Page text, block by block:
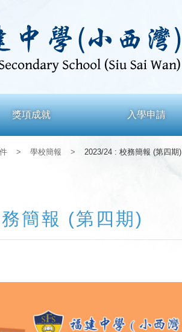
獎項成就 入學申請
> 學校簡報 > 2023/24 : 校務簡報 (第四期)
簡報 (第四期)